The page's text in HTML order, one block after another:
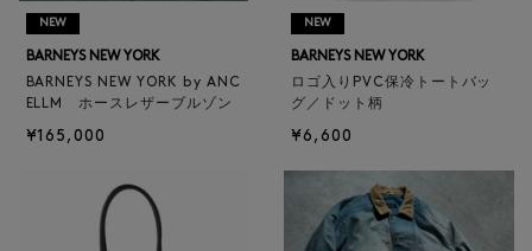
NEW
BARNEYS NEW YORK
BARNEYS NEW YORK by ANC
ELLM ホースレザーブルゾン
¥165,000
NEW
BARNEYS NEW YORK
ロゴ入りPVC保冷トートバッ
グ／ドット柄
¥6,600